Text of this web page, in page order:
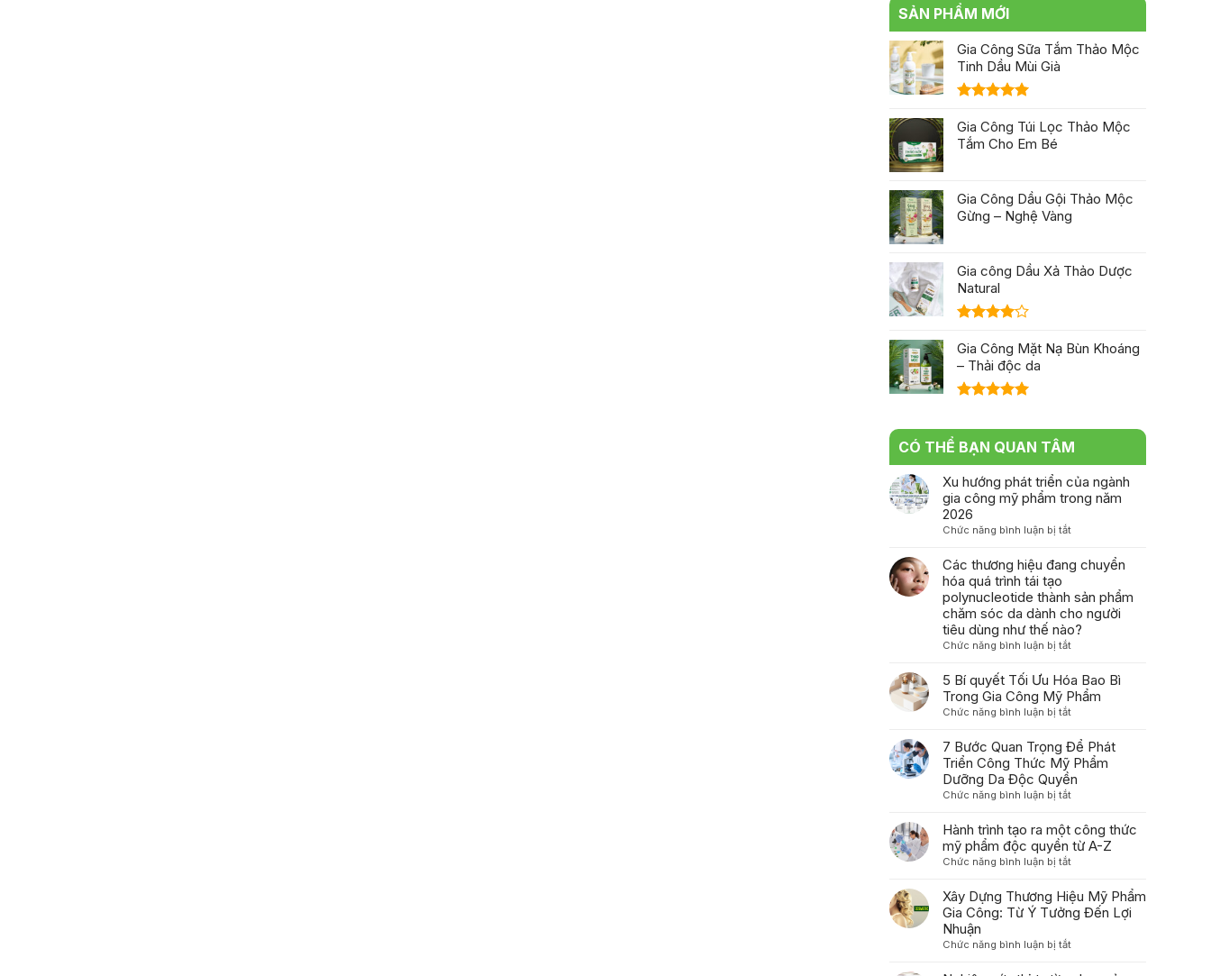
SẢN PHẨM MỚI
Gia Công Sữa Tắm Thảo Mộc
Tinh Dầu Mùi Già
hạng5.00
5 sao
Gia Công Túi Lọc Thảo Mộc
Tắm Cho Em Bé
Gia Công Dầu Gội Thảo Mộc
Gừng – Nghệ Vàng
Gia công Dầu Xả Thảo Dược
Natural
xếp hạng
4.005
sao
Gia Công Mặt Nạ Bùn Khoáng
– Thải độc da
5 sao
CÓ THỂ BẠN QUAN TÂM
Xu hướng phát triển của ngành
gia công mỹ phẩm trong năm
2026
Chức năng bình luận bị tắtở
hướng
phát
triển
của
ngành
gia
công
phẩm
trong
năm
Các thương hiệu đang chuyển
hóa quá trình tái tạo
polynucleotide thành sản phẩm
chăm sóc da dành cho người
tiêu dùng như thế nào?
Chức năng bình luận bị tắtở
thương
hiệu
đang
quá
trình
tái
tạo
thành
sản
phẩm
sóc
da
dành
người
5 Bí quyết Tối Ưu Hóa Bao Bì
Trong Gia Công Mỹ Phẩm
Chức năng bình luận bị tắtở
Bí
quyết
Tối
Ưu
Hóa
Bì
Trong
Gia
Mỹ
Phẩm
7 Bước Quan Trọng Để Phát
Triển Công Thức Mỹ Phẩm
Dưỡng Da Độc Quyền
Chức năng bình luận bị tắtở
Bước
Quan
Trọng
Triển
Công
Mỹ
Hành trình tạo ra một công thức
mỹ phẩm độc quyền từ A-Z
Chức năng bình luận bị tắtở
trình
tạo
ra
công
Xây Dựng Thương Hiệu Mỹ Phẩm
Gia Công: Từ Ý Tưởng Đến Lợi
Nhuận
Chức năng bình luận bị tắtở